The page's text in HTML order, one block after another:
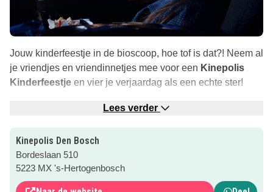
Jouw kinderfeestje in de bioscoop, hoe tof is dat?! Neem al
je vriendjes en vriendinnetjes mee voor een Kinepolis
Kinderfeestje en vier je verjaardag als een echte ster!
filmfeestjeniet alleen naar een leuke
gevuld met een zakje Nibbits chips, zakje Haribo Starmix,
Sisi no bubbles mango en een
Een kinderfeestje kost €11,- per kind. Voor de
begeleider(s) wordt het tarief zoals geldt voor een regulier
Lees verder
Kinepolis Den Bosch
Bordeslaan 510
5223 MX 's-Hertogenbosch